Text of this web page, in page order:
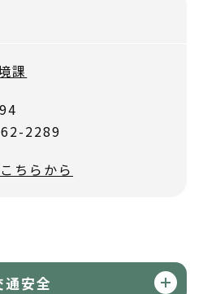
課
2289
ちらから
通安全